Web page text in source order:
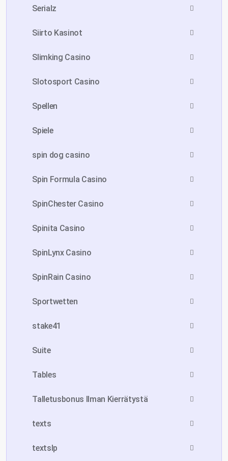
Serialz
Siirto Kasinot
Slimking Casino
Slotosport Casino
Spellen
Spiele
spin dog casino
Spin Formula Casino
SpinChester Casino
Spinita Casino
SpinLynx Casino
SpinRain Casino
Sportwetten
stake41
Suite
Tables
Talletusbonus Ilman Kierrätystä
texts
textslp